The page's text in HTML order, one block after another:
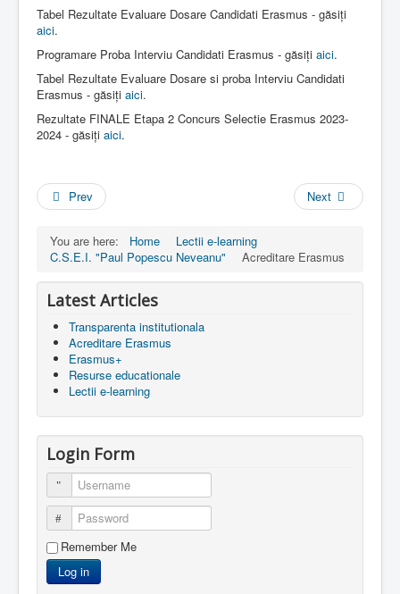
Tabel Rezultate Evaluare Dosare Candidati Erasmus - găsiți
aici.
Programare Proba Interviu Candidati Erasmus - găsiți aici.
Tabel Rezultate Evaluare Dosare si proba Interviu Candidati
Erasmus - găsiți aici.
Rezultate FINALE Etapa 2 Concurs Selectie Erasmus 2023-
2024 - găsiți aici.
Prev Next
You are here: Home
Lectii e-learning
C.S.E.I. "Paul Popescu Neveanu"
Acreditare Erasmus
Latest Articles
Transparenta institutionala
Acreditare Erasmus
Erasmus+
Resurse educationale
Lectii e-learning
Login Form
Username
Password
Remember Me
Log in